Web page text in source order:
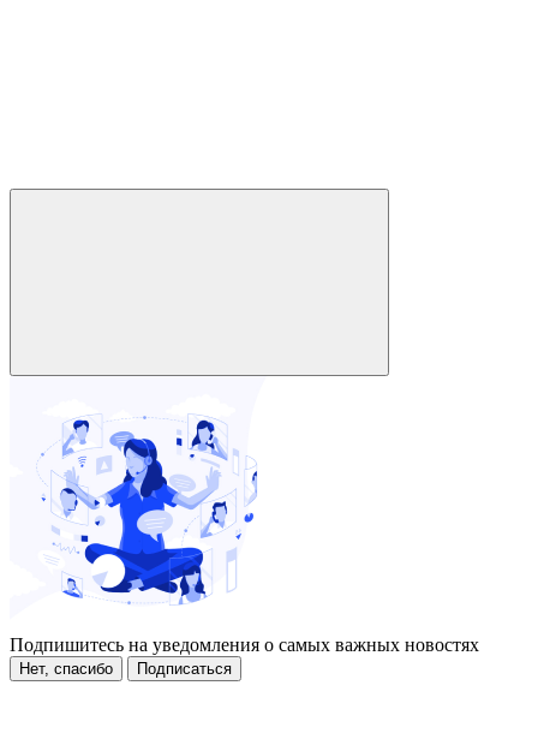
Подпишитесь на уведомления о самых важных новостях
Нет, спасибо Подписаться